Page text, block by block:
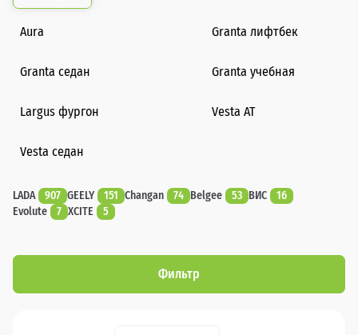
Aura Granta лифтбек
Granta седан Granta учебная
Largus фургон Vesta AT
Vesta седан
LADA 907 GEELY 151 Changan 74 Belgee 53 ВИС
16
Evolute
7 XCITE 5
Фильтр